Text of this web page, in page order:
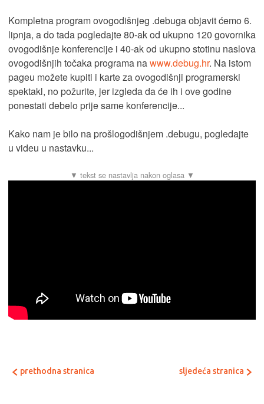
Kompletna program ovogodišnjeg .debuga objavit ćemo 6.
lipnja, a do tada pogledajte 80-ak od ukupno 120 govornika
ovogodišnje konferencije i 40-ak od ukupno stotinu naslova
ovogodišnjih točaka programa nawww.debug.hr. Na istom
pageu možete kupiti i karte za ovogodišnji programerski
spektakl, no požurite, jer izgleda da će ih i ove godine
ponestati debelo prije same konferencije...
Kako nam je bilo na prošlogodišnjem .debugu, pogledajte
u videu u nastavku...
prethodna stranica sljedeća stranica